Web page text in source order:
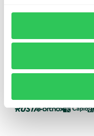
Présentation de
entreprise
votre entreprise
Basé sur 430 avis